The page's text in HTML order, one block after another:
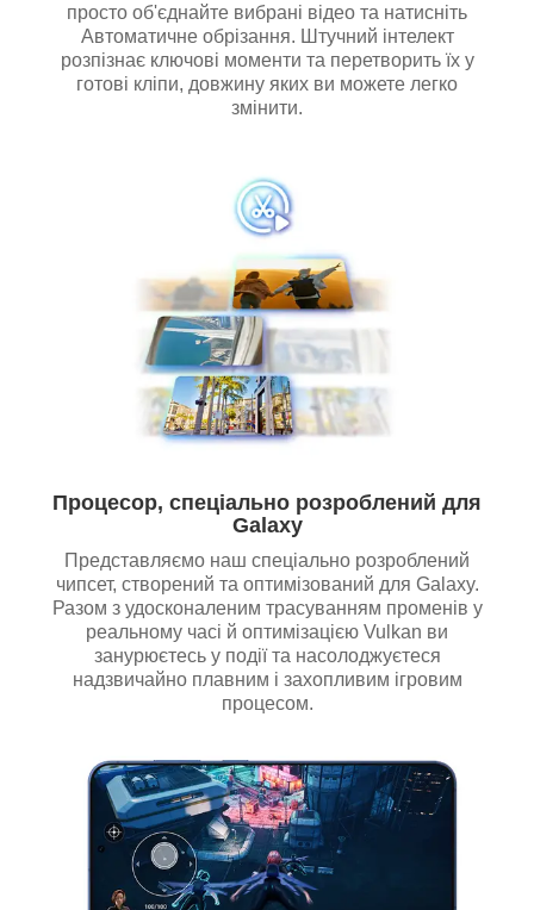
просто об'єднайте вибрані відео та натисніть
Автоматичне обрізання. Штучний інтелект
розпізнає ключові моменти та перетворить їх у
готові кліпи, довжину яких ви можете легко
змінити.
Процесор, спеціально розроблений для
Galaxy
Представляємо наш спеціально розроблений
чипсет, створений та оптимізований для Galaxy.
Разом з удосконаленим трасуванням променів у
реальному часі й оптимізацією Vulkan ви
занурюєтесь у події та насолоджуєтеся
надзвичайно плавним і захопливим ігровим
процесом.